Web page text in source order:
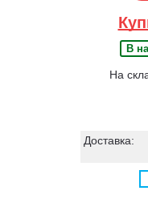
В
На
Доставка: